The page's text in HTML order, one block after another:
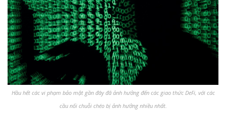
Hầu hết các vi phạm bảo mật gần đây đã ảnh hưởng đến các giao thức DeFi, với các
cầu nối chuỗi chéo bị ảnh hưởng nhiều nhất.